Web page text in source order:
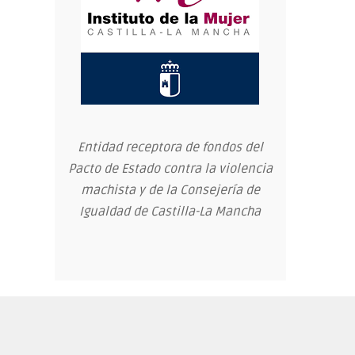
Entidad receptora de fondos del
Pacto de Estado contra la violencia
machista y de la Consejería de
Igualdad de Castilla-La Mancha